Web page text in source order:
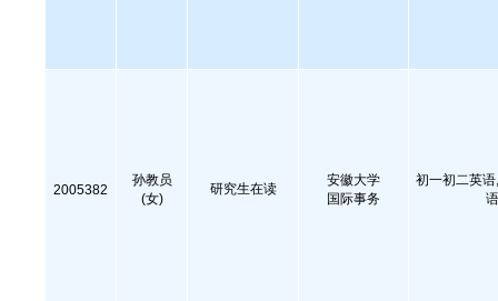
2005382
孙教员
(女)
研究生在读
安徽大学
国际事务
初一初二英